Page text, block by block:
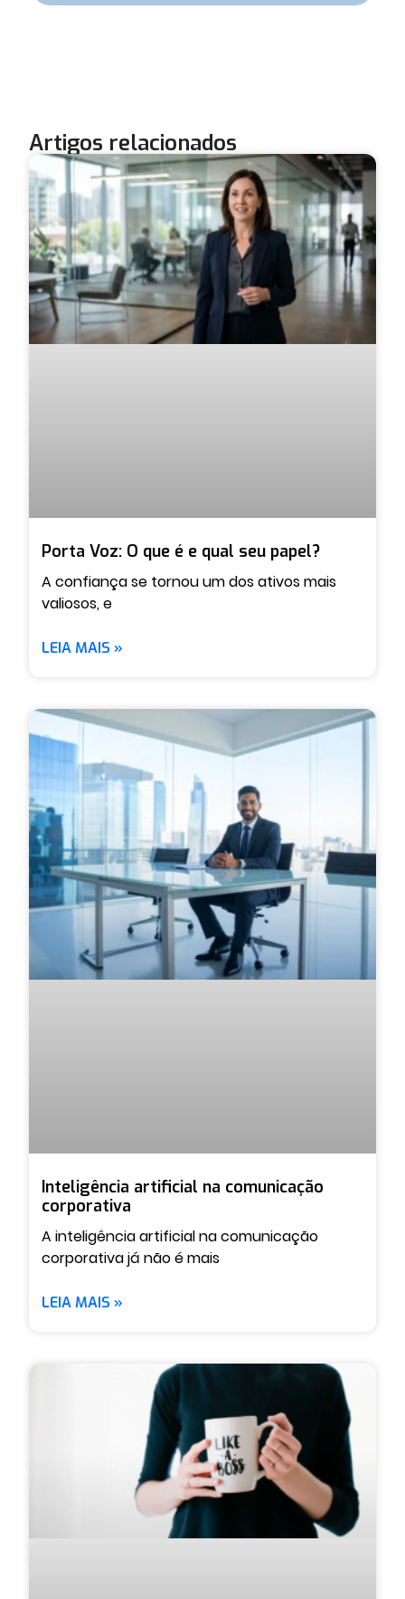
Artigos relacionados
Porta Voz: O que é e qual seu papel?
A confiança se tornou um dos ativos mais
valiosos, e
LEIA MAIS »
Inteligência artificial na comunicação
corporativa
A inteligência artificial na comunicação
corporativa já não é mais
LEIA MAIS »